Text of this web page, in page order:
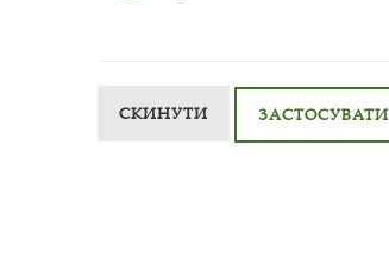
СКИНУТИ ЗАСТОСУВАТИ